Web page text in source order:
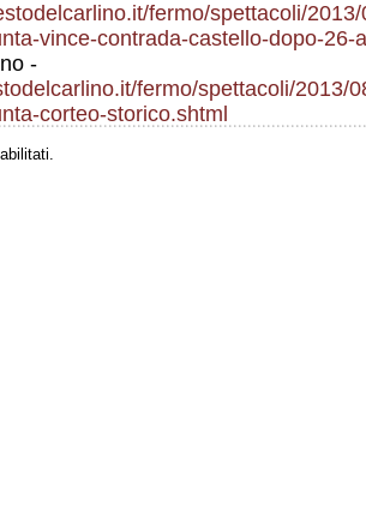
fermo/spettacoli/
vince-contrada-castello-dopo-26-
-
fermo/spettacoli/2013/
corteo-storico.shtml